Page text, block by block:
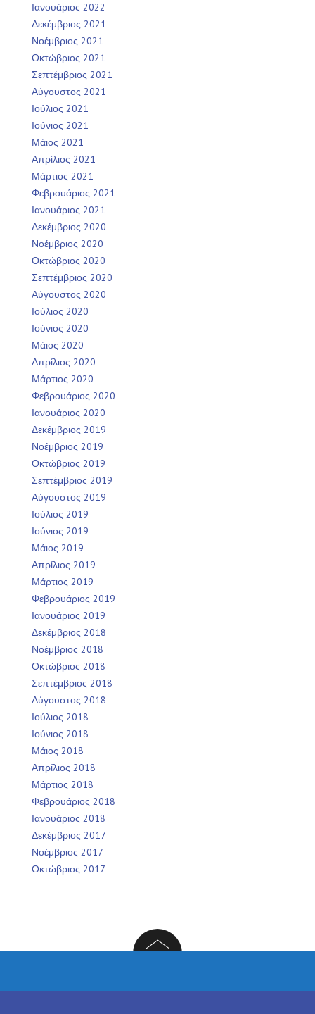
Ιανουάριος 2022
Δεκέμβριος 2021
Νοέμβριος 2021
Οκτώβριος 2021
Σεπτέμβριος 2021
Αύγουστος 2021
Ιούλιος 2021
Ιούνιος 2021
Μάιος 2021
Απρίλιος 2021
Μάρτιος 2021
Φεβρουάριος 2021
Ιανουάριος 2021
Δεκέμβριος 2020
Νοέμβριος 2020
Οκτώβριος 2020
Σεπτέμβριος 2020
Αύγουστος 2020
Ιούλιος 2020
Ιούνιος 2020
Μάιος 2020
Απρίλιος 2020
Μάρτιος 2020
Φεβρουάριος 2020
Ιανουάριος 2020
Δεκέμβριος 2019
Νοέμβριος 2019
Οκτώβριος 2019
Σεπτέμβριος 2019
Αύγουστος 2019
Ιούλιος 2019
Ιούνιος 2019
Μάιος 2019
Απρίλιος 2019
Μάρτιος 2019
Φεβρουάριος 2019
Ιανουάριος 2019
Δεκέμβριος 2018
Νοέμβριος 2018
Οκτώβριος 2018
Σεπτέμβριος 2018
Αύγουστος 2018
Ιούλιος 2018
Ιούνιος 2018
Μάιος 2018
Απρίλιος 2018
Μάρτιος 2018
Φεβρουάριος 2018
Ιανουάριος 2018
Δεκέμβριος 2017
Νοέμβριος 2017
Οκτώβριος 2017